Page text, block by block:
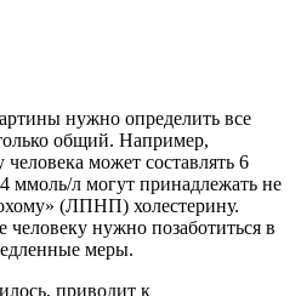
нужно определить все
общий. Например,
может составлять 6
ммоль/л могут принадлежать не
(ЛПНП) холестерину.
нужно позаботиться в
меры.
приводит к